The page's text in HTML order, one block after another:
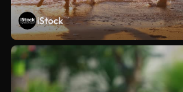
iStock